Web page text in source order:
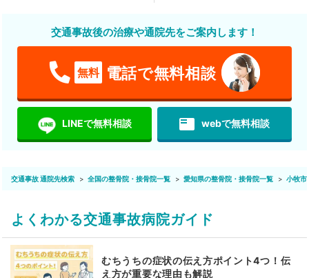
交通事故後の治療や通院先をご案内します！
無料 電話で無料相談
LINEで無料相談 featured_play_list webで無料相談
交通事故 通院先検索 全国の整骨院・接骨院一覧 愛知県の整骨院・接骨院一覧 小牧市
よくわかる交通事故病院ガイド
むちうちの症状の伝え方ポイント4つ！伝
え方が重要な理由も解説